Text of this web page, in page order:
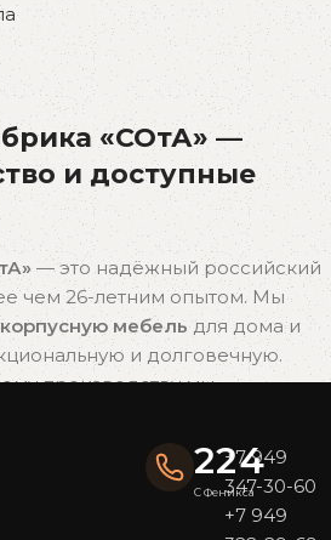
«СОтА» —
и доступные
— это надёжный российский
чем 26-летним опытом. Мы
мебельдля дома и
и долговечную.
производству мы
«СОтА»?
224
С Феникса
+7 949
347-30-60
+7 949